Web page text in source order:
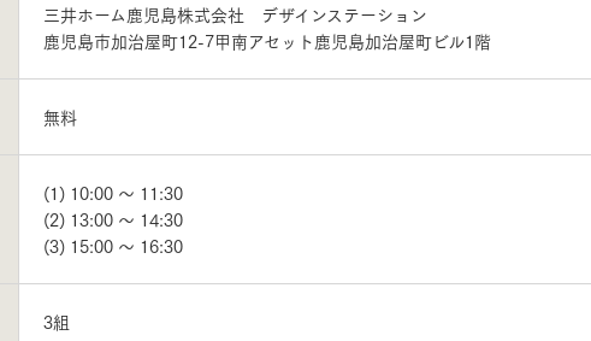
カタログ請求 イベント情報 ご相談デスク
三井ホーム鹿児島株式会社 デザインステーション
鹿児島市加治屋町12-7甲南アセット鹿児島加治屋町ビル1階
無料
(1) 10:00 ～ 11:30
(2) 13:00 ～ 14:30
(3) 15:00 ～ 16:30
3組